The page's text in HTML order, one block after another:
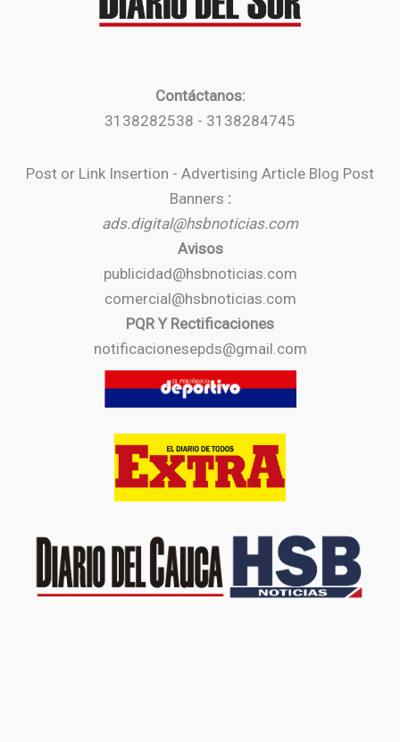
Contáctanos:
3138282538 - 3138284745
Post or Link Insertion - Advertising Article Blog Post
Banners :
ads.digital@hsbnoticias.com
Avisos
publicidad@hsbnoticias.com
comercial@hsbnoticias.com
PQR Y Rectificaciones
notificacionesepds@gmail.com